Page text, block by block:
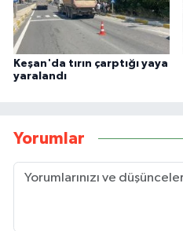
Keşan'da tırın çarptığı yaya
yaralandı
Yorumlar